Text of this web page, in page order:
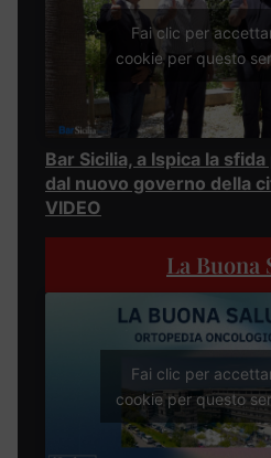
Fai clic per
cookie per questo
Bar Sicilia, a Ispica la
dal nuovo governo della
VIDEO
La Buona
Fai clic per
cookie per questo